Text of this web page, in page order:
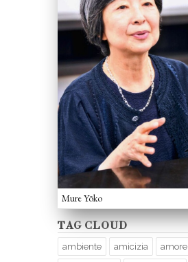
Mure Yōko
TAG CLOUD
ambiente amicizia amore